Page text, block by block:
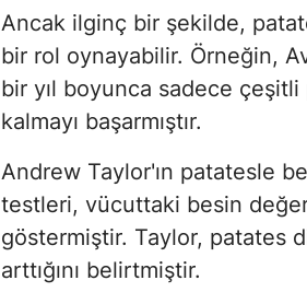
Ancak ilginç bir şekilde,
bir rol oynayabilir. Örneğin,
bir yıl boyunca sadece
kalmayı başarmıştır.
Andrew Taylor'ın patatesle
testleri, vücuttaki besin
göstermiştir. Taylor, patates
arttığını belirtmiştir.